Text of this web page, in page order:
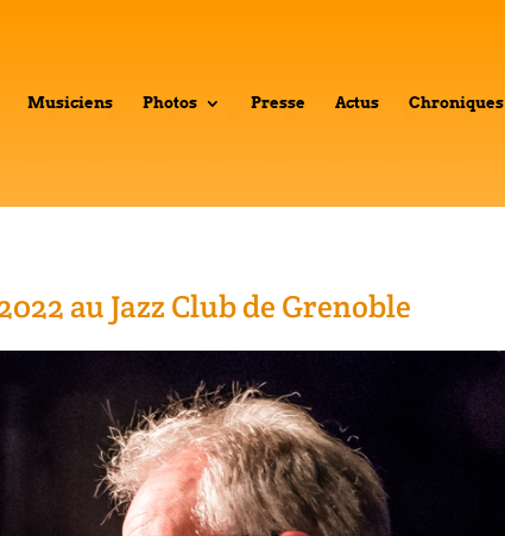
Musiciens Photos Presse Actus Chroniques
au Jazz Club de Grenoble